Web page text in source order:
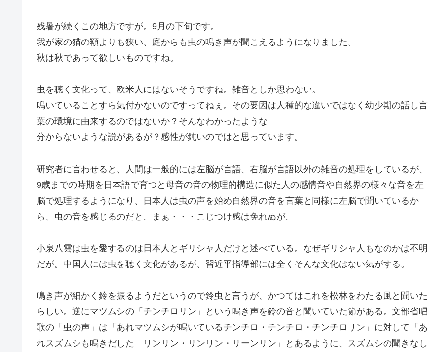
残暑が続くこの地方ですが。9月の下旬です。
我が家の猫の額よりも狭い、庭からも虫の鳴き声が聞こえるようになりました。
秋は秋であって欲しいものですね。
虫を聴く文化って、欧米人にはないそうですね。雑音としか思わない。
鳴いていることすら気付かないのですってねぇ。その要因は人種的な違いではなく幼少期の話し言
葉の環境に由来するのではないか？そんなわかったような
分からないような説があるが？感性が鈍いのではと思っています。
研究者に言わせると、人間は一般的には左脳が言語、右脳が言語以外の雑音の処理をしているが、
9歳までの時期を日本語で育つと母音の音の物理的構造に似た人の感情音や自然界の様々な音を左
脳で処理するようになり、日本人は虫の声を始め自然界の音を言葉と同様に左脳で聞いているか
ら、虫の音を感じるのだと。まぁ・・・こじつけ感は免れぬが。
小泉八雲は虫を愛するのは日本人とギリシャ人だけと述べている。なぜギリシャ人もなのかは不明
だが。中国人には虫を聴く文化があるが、習近平指導部には全くそんな文化はない気がする。
鳴き声が細かく鈴を振るようだというので鈴虫と言うが、かつてはこれを松林をわたる風と聞いた
らしい。逆にマツムシの「チンチロリン」という鳴き声を鈴の音と聞いていた節がある。文部省唱
歌の「虫の声」は「あれマツムシが鳴いているチンチロ・チンチロ・チンチロリン」に対して「あ
れスズムシも鳴きだした リンリン・リンリン・リーンリン」とあるように、スズムシの聞きなし